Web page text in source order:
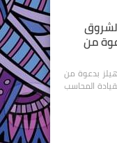
من
بدعوة من
المحاسب